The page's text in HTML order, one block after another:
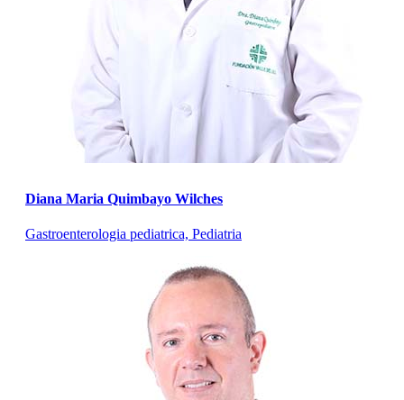
Diana Maria Quimbayo Wilches
Gastroenterologia pediatrica, Pediatria